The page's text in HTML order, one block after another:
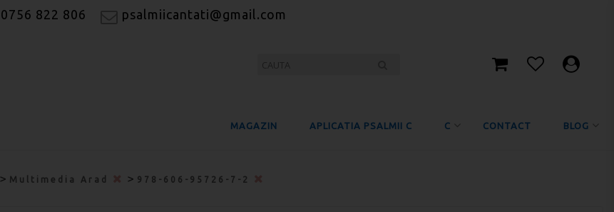
0756 822 806 psalmiicantati@gmail.com
MAGAZIN APLICATIA PSALMII C C CONTACT BLOG
> Multimedia Arad > 978-606-95726-7-2